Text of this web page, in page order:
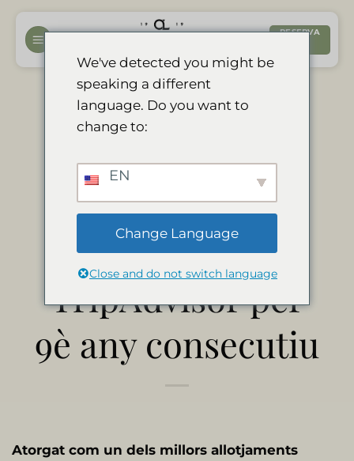
Salta
contingut
RESERVA
Divava
aconsegueix el
certificat
d'excel·lència de
TripAdvisor per
9è any consecutiu
Atorgat com un dels millors allotjaments
We've detected you might be
speaking a different
language. Do you want to
change to:
EN
Change Language
Close and do not switch language